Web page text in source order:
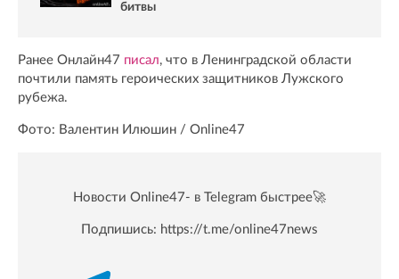
битвы
Ранее Онлайн47 писал, что в Ленинградской области
почтили память героических защитников Лужского
рубежа.
Фото: Валентин Илюшин / Online47
Новости Online47- в Telegram быстрее🚀
Подпишись: https://t.me/online47news